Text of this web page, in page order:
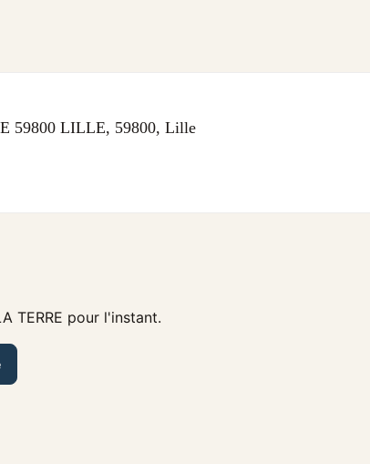
59800 LILLE, 59800, Lille
TERRE pour l'instant.